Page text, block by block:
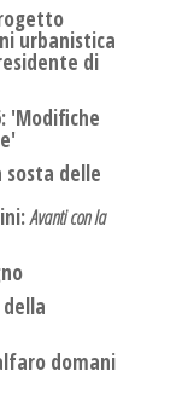
urbanistica
di
'Modifiche
delle
Avanti con la
domani